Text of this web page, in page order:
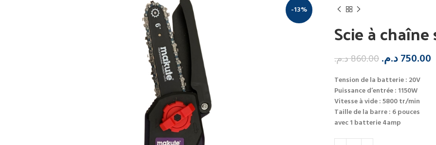
-13%
Scie à
860.00د.م. 750.00د.م.
Tension de la batterie : 20V
Puissance d’entrée : 1150W
Vitesse à vide : 5800 tr/min
Taille de la barre : 6 pouces
avec 1 batterie 4amp